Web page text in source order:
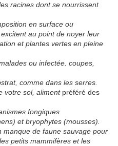
racines dont se nourrissent
en surface ou
au point de noyer leur
et plantes vertes en pleine
ou infectée. coupes,
comme dans les serres.
votre sol, alimentpréféré des
fongiques
et bryophytes (mousses).
manque de faune sauvage pour
petits mammifères et les